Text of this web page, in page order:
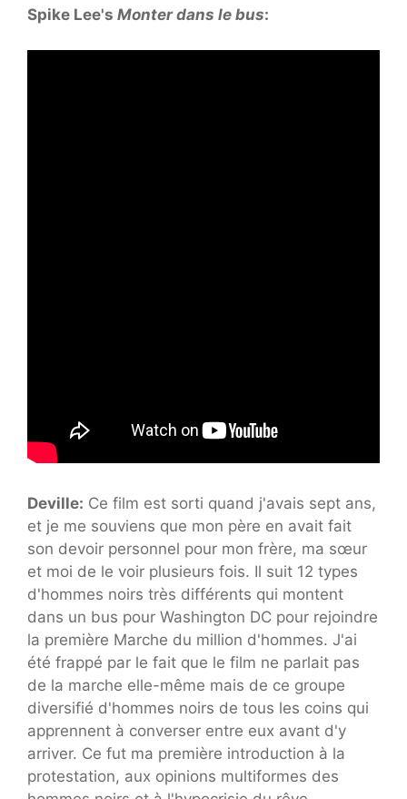
Spike Lee's Monter dans le bus:
Deville: Ce film est sorti quand j'avais sept ans,
et je me souviens que mon père en avait fait
son devoir personnel pour mon frère, ma sœur
et moi de le voir plusieurs fois. Il suit 12 types
d'hommes noirs très différents qui montent
dans un bus pour Washington DC pour rejoindre
la première Marche du million d'hommes. J'ai
été frappé par le fait que le film ne parlait pas
de la marche elle-même mais de ce groupe
diversifié d'hommes noirs de tous les coins qui
apprennent à converser entre eux avant d'y
arriver. Ce fut ma première introduction à la
protestation, aux opinions multiformes des